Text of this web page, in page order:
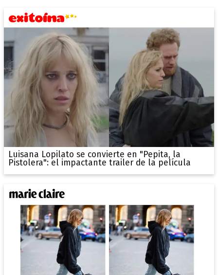
Luisana Lopilato se convierte en "Pepita, la
Pistolera": el impactante trailer de la película